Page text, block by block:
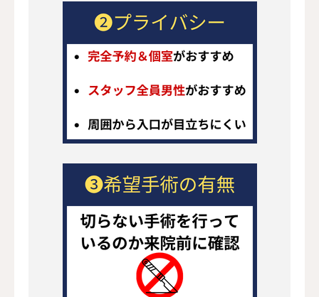
区分
個人情報保護法 患者の個人情報・診療記録
コンテンツ全般